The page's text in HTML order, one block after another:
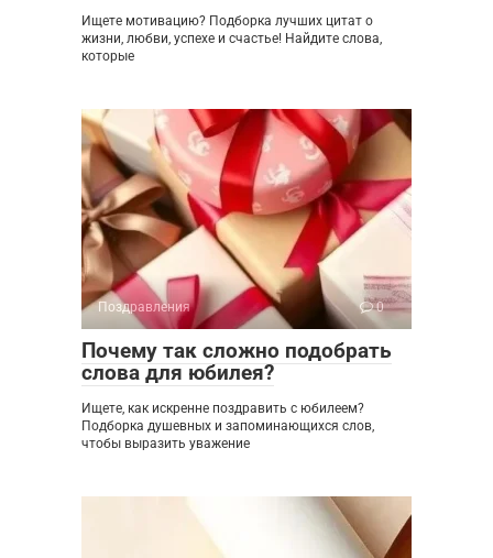
Ищете мотивацию? Подборка лучших цитат о
жизни, любви, успехе и счастье! Найдите слова,
которые
Поздравления 0
Почему так сложно подобрать
слова для юбилея?
Ищете, как искренне поздравить с юбилеем?
Подборка душевных и запоминающихся слов,
чтобы выразить уважение